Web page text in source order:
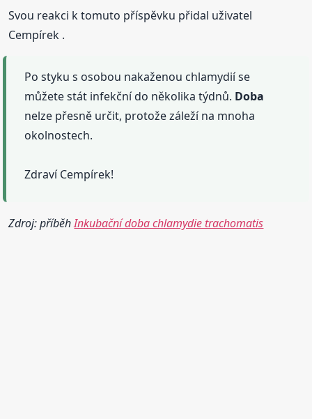
Svou reakci k tomuto příspěvku přidal uživatel
Cempírek .
Po styku s osobou nakaženou chlamydií se
můžete stát infekční do několika týdnů. Doba
nelze přesně určit, protože záleží na mnoha
okolnostech.
Zdraví Cempírek!
Zdroj: příběhInkubační doba chlamydie trachomatis